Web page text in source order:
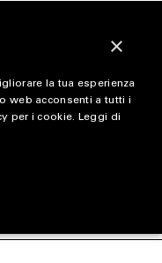
×
la tua esperienza
web acconsenti a tutti i
per i cookie. Leggi di